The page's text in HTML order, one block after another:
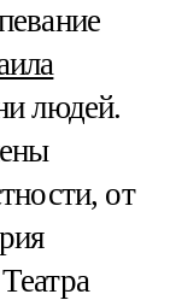
людей.
от